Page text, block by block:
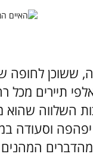
ששוכן לחופה
תיירים מכל
השלווה
יפהפה
המהנים